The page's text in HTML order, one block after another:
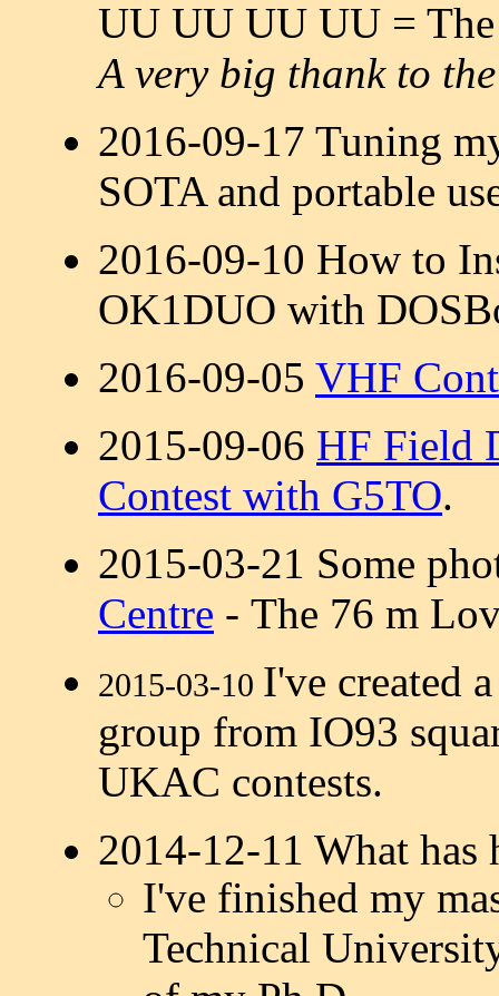
UU UU UU UU =
A very big thank to
2016-09-17 Tuning
SOTA and portable
2016-09-10 How to
OK1DUO with
2016-09-05 VHF
2015-09-06 HF Field
Contest with G5TO.
2015-03-21 Some
Centre - The 76 m
2015-03-10 I've created
group from IO93
UKAC contests.
2014-12-11 What has
I've finished my
Technical